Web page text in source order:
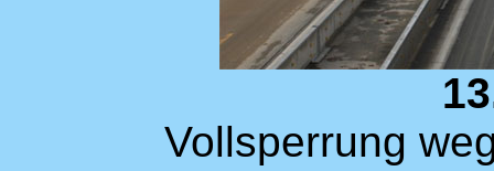
Vollsperrung